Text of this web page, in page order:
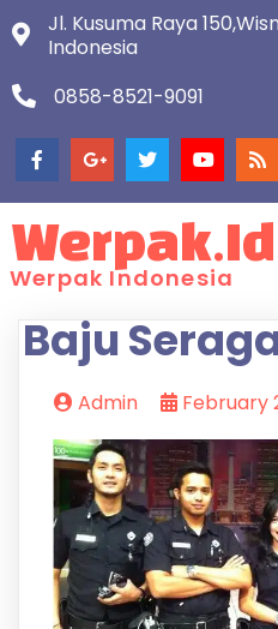
Jl. Kusuma Raya
Indonesia
0858-8521-9091
Werpak.id
Werpak Indonesia
Baju
Admin February